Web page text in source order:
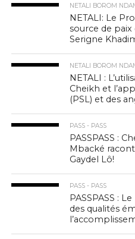
NETALI BOROM
NETALI: Le
source de
Serigne
NETALI BOROM
NETALI :
Cheikh et
(PSL) et des
PASS - PASS
PASSPASS :
Mbacké
Gaydel Lô!
PASS - PASS
PASSPASS :
des qualités